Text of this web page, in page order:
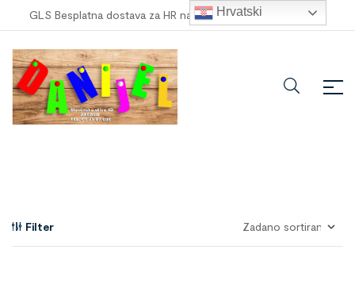
GLS Besplatna dostava za HR narudžbe veće od 100,00 €
Filter
Hrvatski